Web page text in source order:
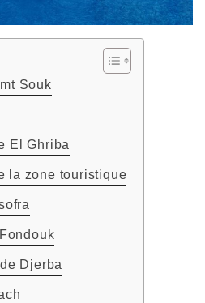
Souk
El Ghriba
la zone touristique
Djerba